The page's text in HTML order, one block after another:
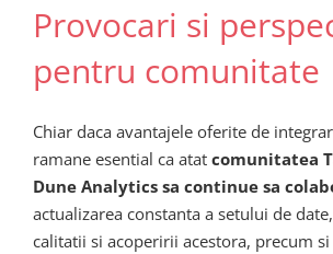
Provocari si
pentru comunitate
Chiar daca avantajele oferite de
ramane esential ca atat comunitatea
Dune Analytics sa continue sa
actualizarea constanta a setului de
calitatii si acoperirii acestora, precum